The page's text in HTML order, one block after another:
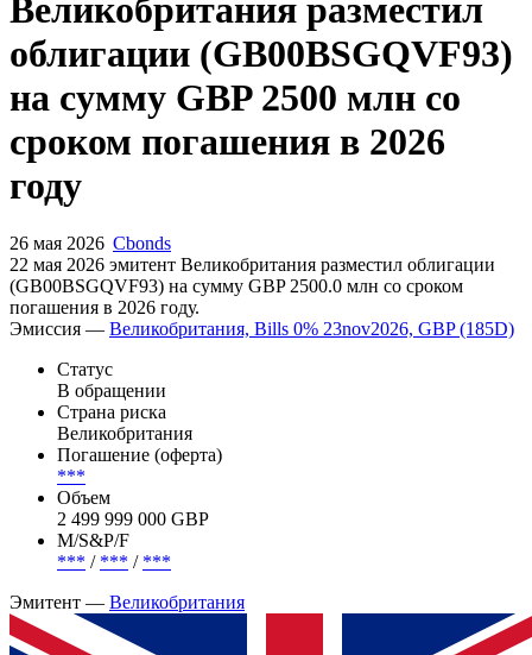
Новый выпуск: эмитент
Великобритания разместил
облигации (GB00BSGQVF93)
на сумму GBP 2500 млн со
году
26 мая 2026
Cbonds
(GB00BSGQVF93) на сумму GBP 2500.0 млн со сроком
погашения в 2026 году.
Эмиссия —Великобритания, Bills 0% 23nov2026, GBP (185D)
Статус
В обращении
Страна риска
Великобритания
Погашение (оферта)
***
2 499 999 000 GBP
М/S&P/F
***
***/***